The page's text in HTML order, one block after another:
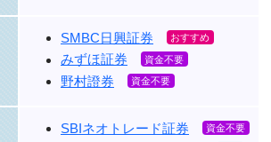
SMBC日興証券
みずほ証券
野村證券
SBIネオトレード証券